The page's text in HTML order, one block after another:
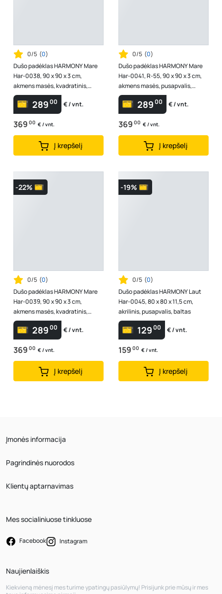
0/5 (0)
Dušo padėklas HARMONY Mare
Har-0038, 90 x 90 x 3 cm,
akmens masės, kvadratinis,
baltas
28900 € / vnt.
369 00 € / vnt.
Į krepšelį
0/5 (0)
Dušo padėklas HARMONY Mare
Har-0041, R-55, 90 x 90 x 3 cm,
akmens masės, pusapvalis,
juodas, be sifono
28900 € / vnt.
369 00 € / vnt.
Į krepšelį
-22%
0/5 (0)
Dušo padėklas HARMONY Mare
Har-0039, 90 x 90 x 3 cm,
akmens masės, kvadratinis,
juodas
28900 € / vnt.
369 00 € / vnt.
Į krepšelį
-19%
0/5 (0)
Dušo padėklas HARMONY Laut
Har-0045, 80 x 80 x 11,5 cm,
akrilinis, pusapvalis, baltas
12900 € / vnt.
159 00 € / vnt.
Į krepšelį
Įmonės informacija
Pagrindinės nuorodos
Klientų aptarnavimas
Mes socialiniuose tinkluose
Facebook Instagram
Naujienlaiškis
Kiekvieną mėnesį mes turime ypatingų pasiūlymų! Prisijunk prie mūsų ir mes